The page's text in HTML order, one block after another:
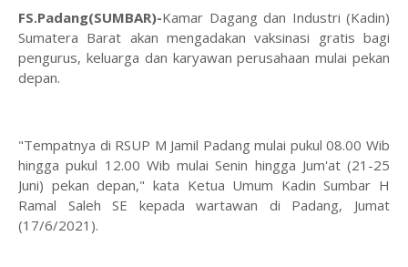
FS.Padang(SUMBAR)-Kamar Dagang dan Industri (Kadin)
Sumatera Barat akan mengadakan vaksinasi gratis bagi
pengurus, keluarga dan karyawan perusahaan mulai pekan
depan.
"Tempatnya di RSUP M Jamil Padang mulai pukul 08.00 Wib
hingga pukul 12.00 Wib mulai Senin hingga Jum'at (21-25
Juni) pekan depan," kata Ketua Umum Kadin Sumbar H
Ramal Saleh SE kepada wartawan di Padang, Jumat
(17/6/2021).